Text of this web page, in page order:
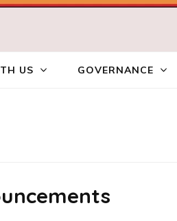
US GOVERNANCE